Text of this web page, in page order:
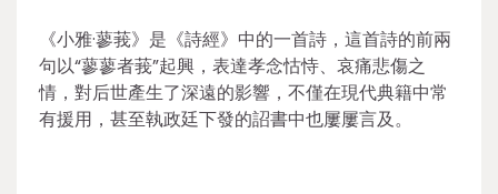
《小雅·蓼莪》是《詩經》中的一首詩，這首詩的前兩
句以“蓼蓼者莪”起興，表達孝念怙恃、哀痛悲傷之
情，對后世產生了深遠的影響，不僅在現代典籍中常
有援用，甚至執政廷下發的詔書中也屢屢言及。